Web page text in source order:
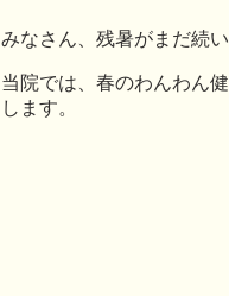
みなさん、残暑がまだ続
当院では、春のわんわん
します。